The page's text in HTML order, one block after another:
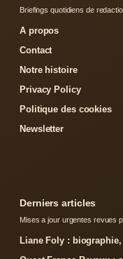
Briefings quotidiens de
A propos
Contact
Notre histoire
Privacy Policy
Politique des cookies
Newsletter
Derniers articles
Mises a jour urgentes revues
Liane Foly :